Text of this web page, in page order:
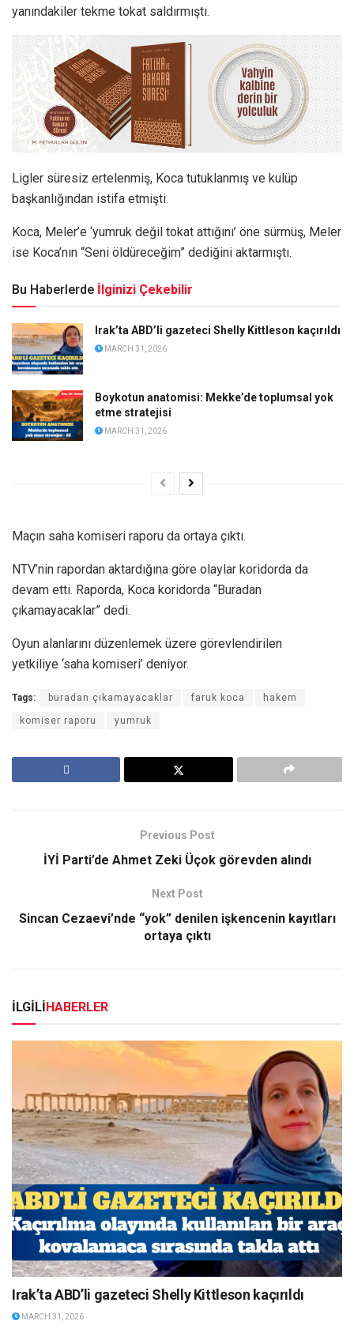
yanındakiler tekme tokat saldırmıştı.
Ligler süresiz ertelenmiş, Koca tutuklanmış ve kulüp
başkanlığından istifa etmişti.
Koca, Meler’e ‘yumruk değil tokat attığını’ öne sürmüş, Meler
ise Koca’nın “Seni öldüreceğim” dediğini aktarmıştı.
Bu Haberlerde İlginizi Çekebilir
Irak’ta ABD’li gazeteci Shelly Kittleson kaçırıldı
MARCH 31, 2026
Boykotun anatomisi: Mekke’de toplumsal yok
etme stratejisi
MARCH 31, 2026
Maçın saha komiseri raporu da ortaya çıktı.
NTV’nin rapordan aktardığına göre olaylar koridorda da
devam etti. Raporda, Koca koridorda “Buradan
çıkamayacaklar” dedi.
Oyun alanlarını düzenlemek üzere görevlendirilen
yetkiliye ‘saha komiseri’ deniyor.
Tags: buradan çıkamayacaklar faruk koca hakem
komiser raporu yumruk
Previous Post
İYİ Parti’de Ahmet Zeki Üçok görevden alındı
Next Post
Sincan Cezaevi’nde “yok” denilen işkencenin kayıtları
ortaya çıktı
İLGİLİHABERLER
Irak’ta ABD’li gazeteci Shelly Kittleson kaçırıldı
MARCH 31, 2026